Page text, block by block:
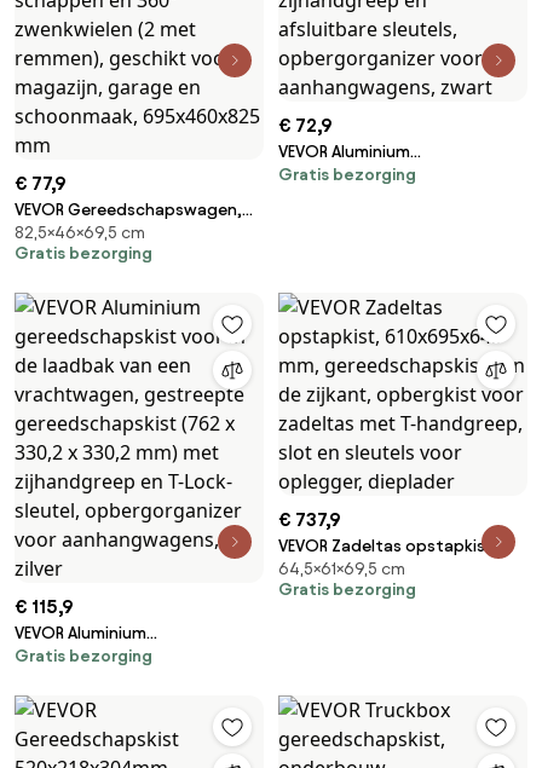
€ 77,9
VEVOR Gereedschapswagen,
draagvermogen 136 kg,
werkplaatswagen,
kunststof met drie schappen
en 360° zwenkwielen (2 met
remmen), geschikt voor
schoonmaak, 695x460x825
mm
82,5×46×69,5 cm
Gratis bezorging
€ 72,9
VEVOR Aluminium
gereedschapskist voor in de
sleutels, opbergorganizer voor
Gratis bezorging
€ 115,9
VEVOR Aluminium
gereedschapskist voor in de
gestreepte gereedschapskist
(762 x 330,2 x 330,2 mm) met
zijhandgreep en T-Lock-sleutel,
Gratis bezorging
€ 737,9
VEVOR Zadeltas opstapkist,
610x695x645 mm,
gereedschapskist aan de
dieplader
64,5×61×69,5 cm
Gratis bezorging